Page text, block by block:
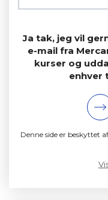
Ja tak, jeg vil
e-mail fra
kurser og
enhver
Denne side er beskyttet